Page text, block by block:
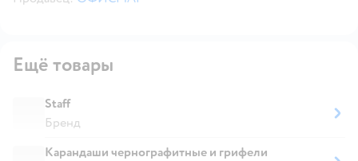
Ещё товары
Staff
Бренд
Карандаши чернографитные и грифели